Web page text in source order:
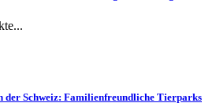
der Schweiz: Familienfreundliche Tierparks